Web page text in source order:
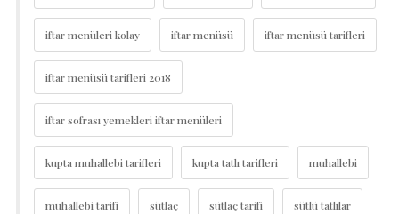
iftar menüleri kolay iftar menüsü iftar menüsü tarifleri
iftar menüsü tarifleri 2018
iftar sofrası yemekleri iftar menüleri
kupta muhallebi tarifleri kupta tatlı tarifleri muhallebi
muhallebi tarifi sütlaç sütlaç tarifi sütlü tatlılar